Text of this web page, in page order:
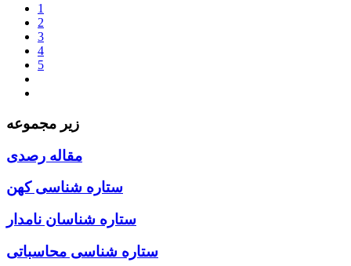
1
2
3
4
5
زیر مجموعه
مقاله رصدی
ستاره شناسی کهن
ستاره شناسان نامدار
ستاره شناسی محاسباتی